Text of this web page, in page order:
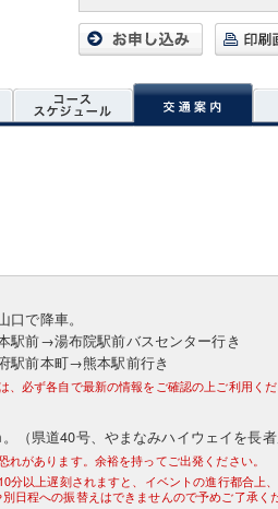
で降車。
駅前→湯布院駅前バスセンター行き
駅前本町→熊本駅前行き
必ず各自で最新の情報をご確認の上ご利用くだ
（県道40号、やまなみハイウェイを長者
があります。余裕を持ってご出発ください。
分以上遅刻されますと、イベントの進行都合上
日程への振替えはできませんので予めご了承くだ